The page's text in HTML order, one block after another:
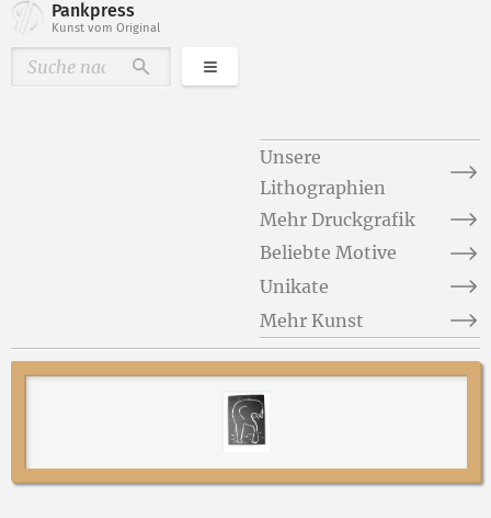
Pankpress
Kunst vom Original
DurchsuchenKategorien
Unsere
Lithographien
Mehr Druckgrafik
Beliebte Motive
Unikate
Mehr Kunst